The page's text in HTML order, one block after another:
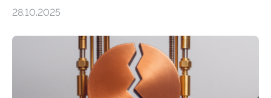
fundamentalen Physik nachzugehen. Thorium-
Messungen verwenden. Das hatte man jahrzehntelang
vermutet, weltweit war nach den passenden
Atomkern-Zuständen gesucht worden, 2024 gelang
einem Team der TU Wien mit Unterstützung
28.10.2025